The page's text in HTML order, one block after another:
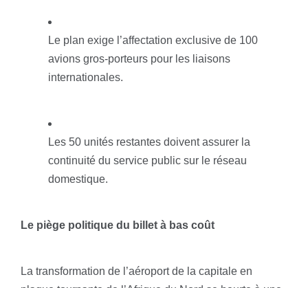
Le plan exige l’affectation exclusive de 100
avions gros-porteurs pour les liaisons
internationales.
Les 50 unités restantes doivent assurer la
continuité du service public sur le réseau
domestique.
Le piège politique du billet à bas coût
La transformation de l’aéroport de la capitale en